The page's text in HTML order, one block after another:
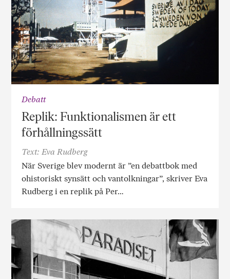
Debatt
Replik: Funktionalismen är ett
förhållningssätt
Text: Eva Rudberg
När Sverige blev modernt är ”en debattbok med
ohistoriskt synsätt och vantolkningar”, skriver Eva
Rudberg i en replik på Per…